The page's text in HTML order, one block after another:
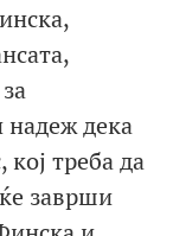
надеж дека
треба да
заврши